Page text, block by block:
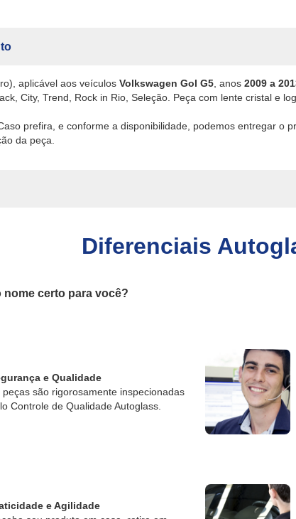
aplicável aos veículos Volkswagen Gol G5 , anos 2009 a
City, Trend, Rock in Rio, Seleção. Peça com lente cristal e
prefira, e conforme a disponibilidade, podemos entregar o
da peça.
Diferenciais
certo para você?
e Qualidade
peças são rigorosamente inspecionadas
Controle de Qualidade Autoglass.
e Agilidade